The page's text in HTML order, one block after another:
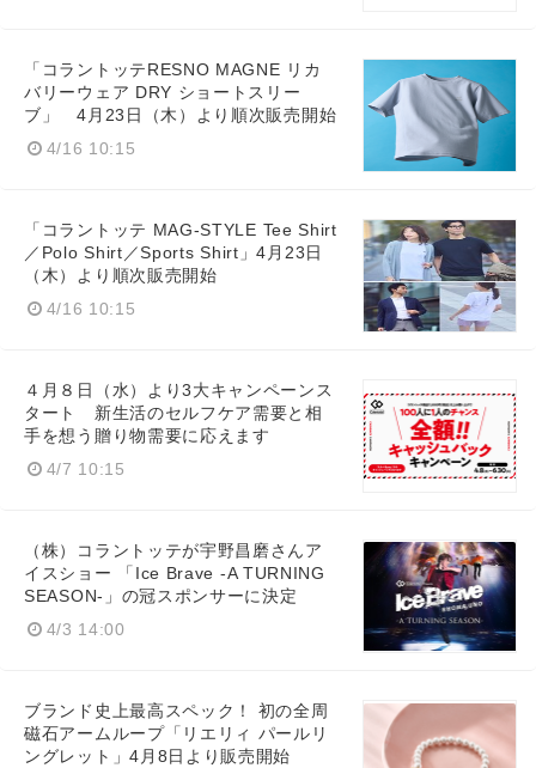
「コラントッテRESNO MAGNE リカ
バリーウェア DRY ショートスリー
ブ」 4月23日（木）より順次販売開始
4/16 10:15
「コラントッテ MAG-STYLE Tee Shirt
／Polo Shirt／Sports Shirt」4月23日
（木）より順次販売開始
4/16 10:15
４月８日（水）より3大キャンペーンス
タート 新生活のセルフケア需要と相
手を想う贈り物需要に応えます
4/7 10:15
（株）コラントッテが宇野昌磨さんア
イスショー 「Ice Brave -A TURNING
SEASON-」の冠スポンサーに決定
4/3 14:00
ブランド史上最高スペック！ 初の全周
磁石アームループ「リエリィ パールリ
ングレット」4月8日より販売開始